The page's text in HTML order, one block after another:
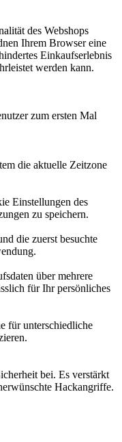
des Webshops
Ihrem Browser eine
Einkaufserlebnis
werden kann.
zum ersten Mal
die aktuelle Zeitzone
Einstellungen des
zu speichern.
die zuerst besuchte
über mehrere
für Ihr persönliches
für unterschiedliche
bei. Es verstärkt
Hackangriffe.